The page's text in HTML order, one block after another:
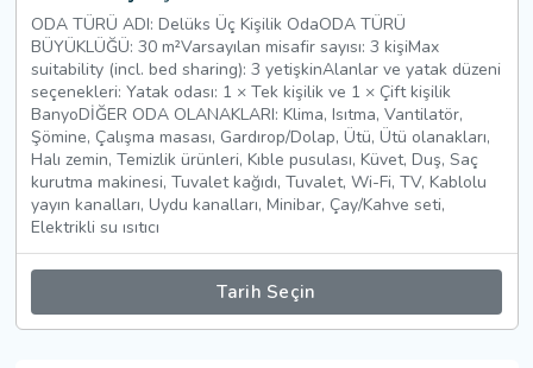
ODA TÜRÜ ADI: Delüks Üç Kişilik OdaODA TÜRÜ
BÜYÜKLÜĞÜ: 30 m²Varsayılan misafir sayısı: 3 kişiMax
suitability (incl. bed sharing): 3 yetişkinAlanlar ve yatak düzeni
seçenekleri: Yatak odası: 1 × Tek kişilik ve 1 × Çift kişilik
BanyoDİĞER ODA OLANAKLARI: Klima, Isıtma, Vantilatör,
Şömine, Çalışma masası, Gardırop/Dolap, Ütü, Ütü olanakları,
Halı zemin, Temizlik ürünleri, Kıble pusulası, Küvet, Duş, Saç
kurutma makinesi, Tuvalet kağıdı, Tuvalet, Wi-Fi, TV, Kablolu
yayın kanalları, Uydu kanalları, Minibar, Çay/Kahve seti,
Elektrikli su ısıtıcı
Tarih Seçin